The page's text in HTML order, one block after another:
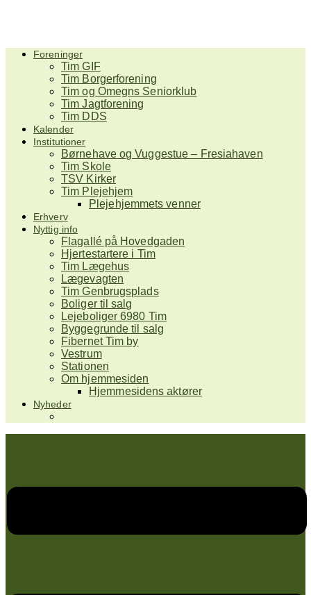
Foreninger
Tim GIF
Tim Borgerforening
Tim og Omegns Seniorklub
Tim Jagtforening
Tim DDS
Kalender
Institutioner
Børnehave og Vuggestue – Fresiahaven
Tim Skole
TSV Kirker
Tim Plejehjem
Plejehjemmets venner
Erhverv
Nyttig info
Flagallé på Hovedgaden
Hjertestartere i Tim
Tim Lægehus
Lægevagten
Tim Genbrugsplads
Boliger til salg
Lejeboliger 6980 Tim
Byggegrunde til salg
Fibernet Tim by
Vestrum
Stationen
Om hjemmesiden
Hjemmesidens aktører
Nyheder